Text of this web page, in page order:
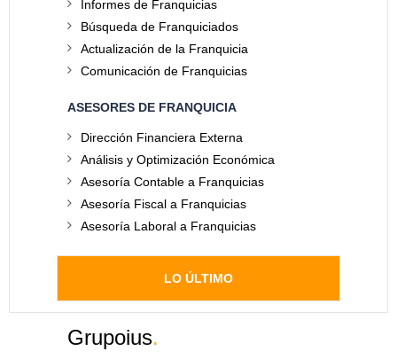
Informes de Franquicias
Búsqueda de Franquiciados
Actualización de la Franquicia
Comunicación de Franquicias
ASESORES DE FRANQUICIA
Dirección Financiera Externa
Análisis y Optimización Económica
Asesoría Contable a Franquicias
Asesoría Fiscal a Franquicias
Asesoría Laboral a Franquicias
LO ÚLTIMO
Grupoius.